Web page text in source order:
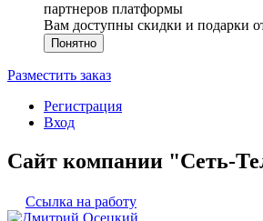
партнеров платформы
Вам доступны скидки и подарки
Понятно
Разместить заказ
Регистрация
Вход
Сайт компании "Сеть-
Ссылка на работу